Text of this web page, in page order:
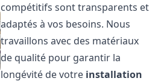
compétitifs sont transparents et
adaptés à vos besoins. Nous
travaillons avec des matériaux
de qualité pour garantir la
longévité de votre installation